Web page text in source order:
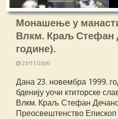
Монашење у
Влкм. Краљ Стефан
године).
23/11/2000
Дана 23. новембра 1999.
бденију уочи ктиторске
Влкм. Краљ Стефан
Преосвештенство Епископ